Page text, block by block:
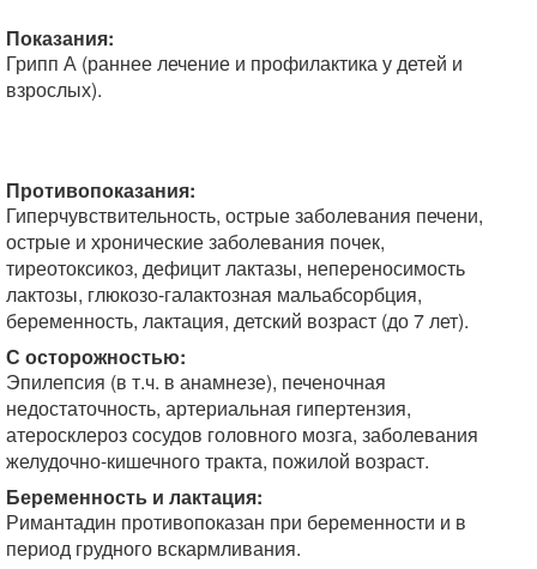
Показания:
Грипп А (раннее лечение и профилактика у детей и
взрослых).
Противопоказания:
Гиперчувствительность, острые заболевания печени,
острые и хронические заболевания почек,
тиреотоксикоз, дефицит лактазы, непереносимость
лактозы, глюкозо-галактозная мальабсорбция,
беременность, лактация, детский возраст (до 7 лет).
С осторожностью:
Эпилепсия (в т.ч. в анамнезе), печеночная
недостаточность, артериальная гипертензия,
атеросклероз сосудов головного мозга, заболевания
желудочно-кишечного тракта, пожилой возраст.
Беременность и лактация:
Римантадин противопоказан при беременности и в
период грудного вскармливания.